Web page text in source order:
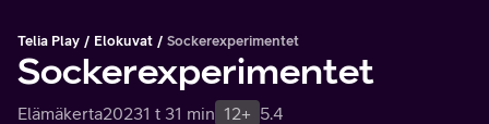
Telia Play Elokuvat Sockerexperimentet
Sockerexperimentet
Elämäkerta20231 t 31 min 12+ 5.4